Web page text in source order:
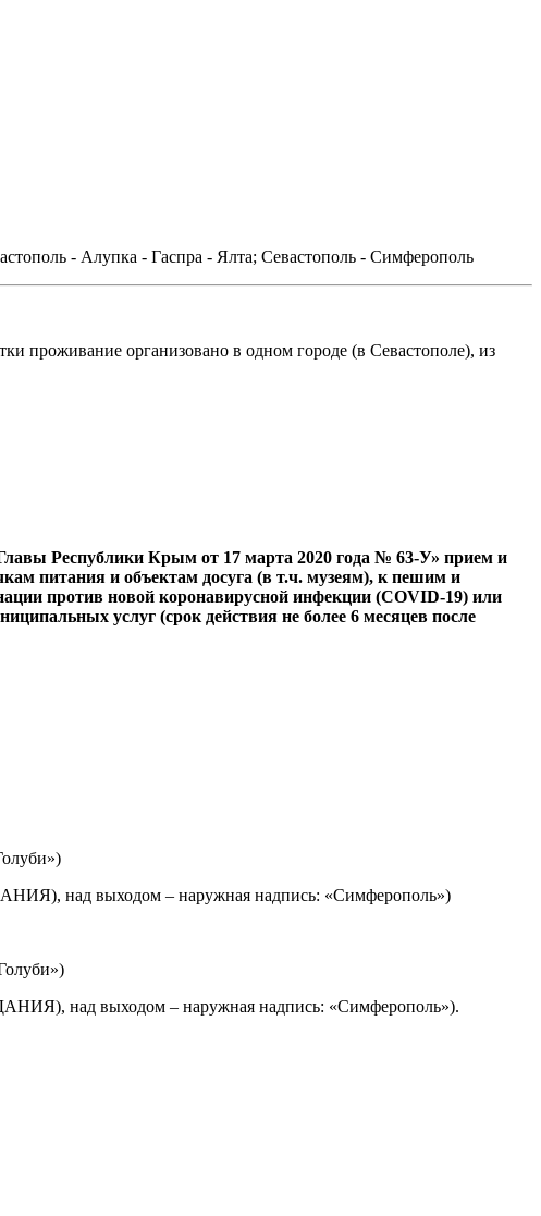
- Алупка - Гаспра - Ялта; Севастополь - Симферополь
проживание организовано в одном городе (в Севастополе), из
Республики Крым от 17 марта 2020 года № 63-У» прием и
питания и объектам досуга (в т.ч. музеям), к пешим и
против новой коронавирусной инфекции (COVID-19) или
услуг (срок действия не более 6 месяцев после
над выходом – наружная надпись: «Симферополь»)
над выходом – наружная надпись: «Симферополь»).